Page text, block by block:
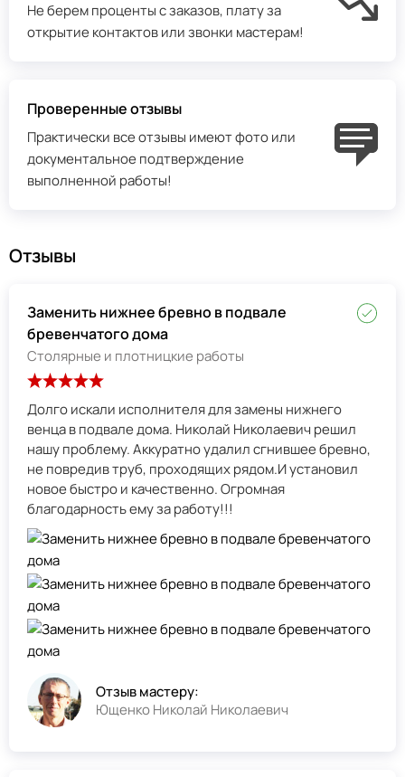
Не берем проценты с заказов, плату за
открытие контактов или звонки мастерам!
Проверенные отзывы
Практически все отзывы имеют фото или
документальное подтверждение
выполненной работы!
Отзывы
Заменить нижнее бревно в подвале
бревенчатого дома
Столярные и плотницкие работы
Долго искали исполнителя для замены нижнего
венца в подвале дома. Николай Николаевич решил
нашу проблему. Аккуратно удалил сгнившее бревно,
не повредив труб, проходящих рядом.И установил
новое быстро и качественно. Огромная
благодарность ему за работу!!!
Отзыв мастеру:
Ющенко Николай Николаевич